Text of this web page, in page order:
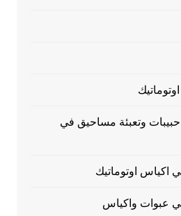
وتعبئة مساحيق في
اكياس اوتوماتيك
عبوات واكياس